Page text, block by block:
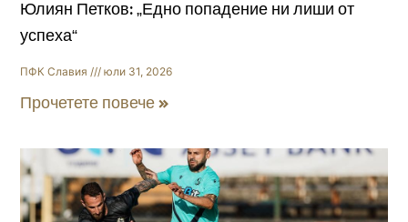
Юлиян Петков: „Едно попадение ни лиши от
успеха“
ПФК Славия юли 31, 2026
Прочетете повече »